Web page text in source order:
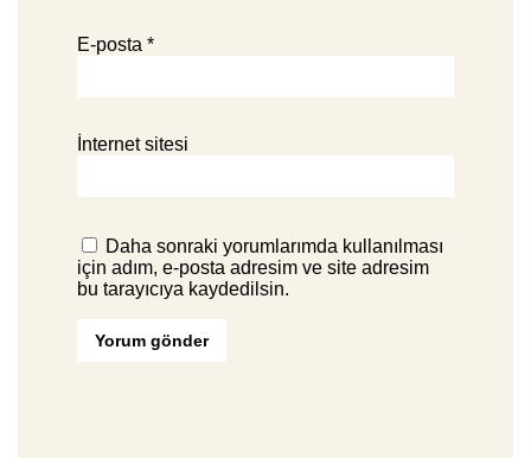
E-posta *
İnternet sitesi
Daha sonraki yorumlarımda kullanılması
için adım, e-posta adresim ve site adresim
bu tarayıcıya kaydedilsin.